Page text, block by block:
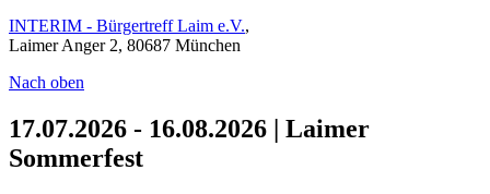
INTERIM - Bürgertreff Laim e.V.,
Laimer Anger 2, 80687 München
Nach oben
17.07.2026 - 16.08.2026 | Laimer
Sommerfest